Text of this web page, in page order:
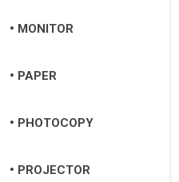
MONITOR
PAPER
PHOTOCOPY
PROJECTOR